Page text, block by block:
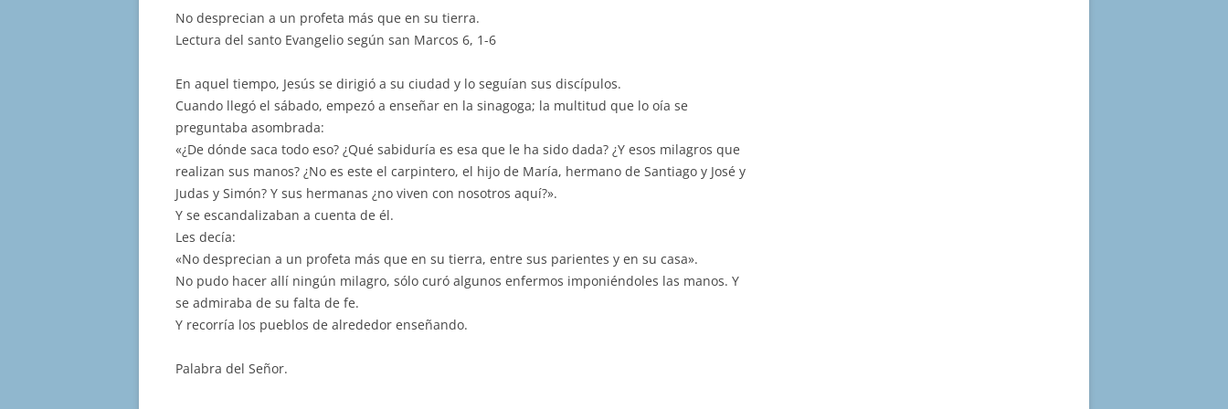
o
el
volumen.
No desprecian a un profeta más que en su tierra.
Lectura del santo Evangelio según san Marcos 6, 1-6
En aquel tiempo, Jesús se dirigió a su ciudad y lo seguían sus discípulos.
Cuando llegó el sábado, empezó a enseñar en la sinagoga; la multitud que lo oía se
preguntaba asombrada:
«¿De dónde saca todo eso? ¿Qué sabiduría es esa que le ha sido dada? ¿Y esos milagros que
realizan sus manos? ¿No es este el carpintero, el hijo de María, hermano de Santiago y José y
Judas y Simón? Y sus hermanas ¿no viven con nosotros aquí?».
Y se escandalizaban a cuenta de él.
Les decía:
«No desprecian a un profeta más que en su tierra, entre sus parientes y en su casa».
No pudo hacer allí ningún milagro, sólo curó algunos enfermos imponiéndoles las manos. Y
se admiraba de su falta de fe.
Y recorría los pueblos de alrededor enseñando.
Palabra del Señor.